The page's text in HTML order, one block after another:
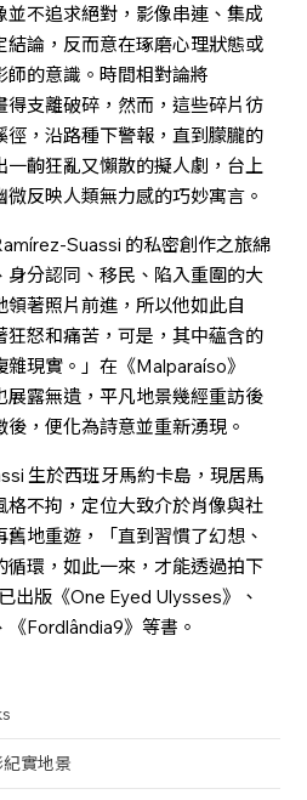
不追求絕對，影像串連、集成
結論，反而意在琢磨心理狀態或
師的意識。時間相對論將
得支離破碎，然而，這些碎片彷
，沿路種下警報，直到朦朧的
齣狂亂又懶散的擬人劇，台上
反映人類無力感的巧妙寓言。
Suassi 的私密創作之旅綿
分認同、移民、陷入重圍的大
著照片前進，所以他如此自
狂怒和痛苦，可是，其中蘊含的
現實。」在《Malparaíso》
展露無遺，平凡地景幾經重訪後
，便化為詩意並重新湧現。
生於西班牙馬約卡島，現居馬
格不拘，定位大致介於肖像與社
地重遊，「直到習慣了幻想、
環，如此一來，才能透過拍下
出版《One Eyed Ulysses》、
《Fordlândia9》等書。
紀實地景